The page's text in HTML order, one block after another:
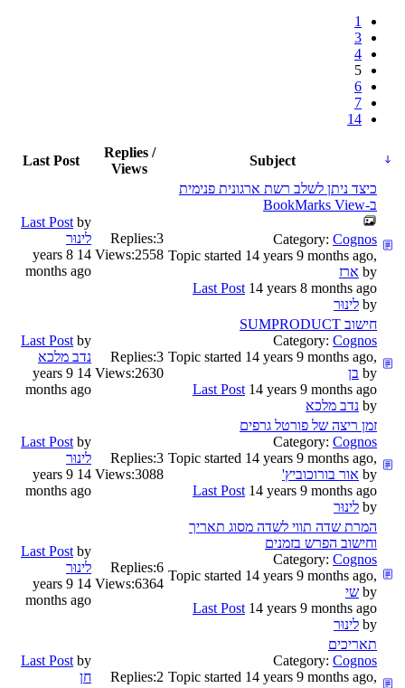
1
3
4
5
6
7
14
Subject
Replies /
Views
Last Post
כיצד ניתן לשלב רשת ארגונית פנימית
ב-BookMarks View
Category: Cognos
Topic started 14 years 9 months ago,
by ארז
Last Post 14 years 8 months ago
by לינוּר
Replies:3
Views:2558
Last Post by
לינוּר
14 years 8
months ago
חישוב SUMPRODUCT
Category: Cognos
Topic started 14 years 9 months ago,
by בן
Last Post 14 years 9 months ago
by נדב מלכא
Replies:3
Views:2630
Last Post by
נדב מלכא
14 years 9
months ago
זמן ריצה של פורטל גרפים
Category: Cognos
Topic started 14 years 9 months ago,
by אור בורוכוביץ'
Last Post 14 years 9 months ago
by לינוּר
Replies:3
Views:3088
Last Post by
לינוּר
14 years 9
months ago
המרת שדה תווי לשדה מסוג תאריך
וחישוב הפרש בזמנים
Category: Cognos
Topic started 14 years 9 months ago,
by שי
Last Post 14 years 9 months ago
by לינוּר
Replies:6
Views:6364
Last Post by
לינוּר
14 years 9
months ago
תאריכים
Category: Cognos
Topic started 14 years 9 months ago,
Replies:2
Last Post by
חן